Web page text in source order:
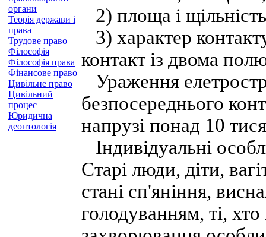
органи
Теорія держави і
права
Трудове право
Філософія
Філософія права
Фінансове право
Цивільне право
Цивільний
процес
Юридична
деонтологія
2) площа і
3) характер
контакт із двома
Ураження
безпосереднього
напрузі понад 10
Індивідуальні
Старі люди, діти,
стані сп'яніння,
голодуванням, ті,